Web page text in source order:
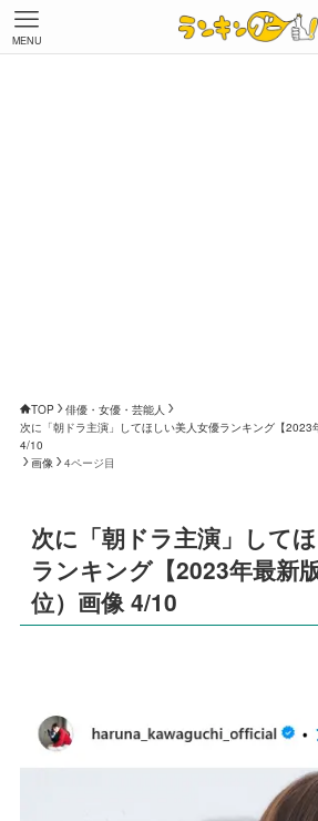
MENU
TOP
俳優・女優・芸能人
次に「朝ドラ主演」してほしい美人女優ランキング【
4/10
画像
4ページ目
次に「朝ドラ主演」して
ランキング【2023年最新
位）画像 4/10